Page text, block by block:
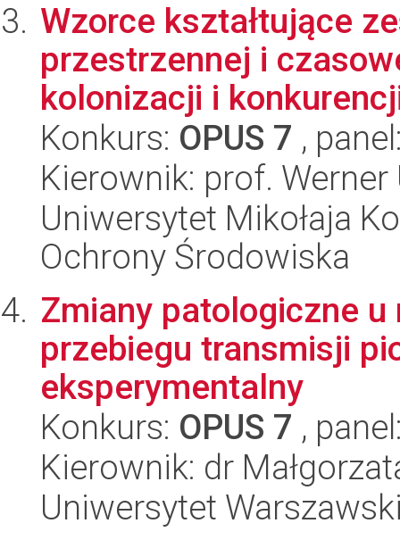
Wzorce kształtujące
przestrzennej i
kolonizacji i
Konkurs: OPUS 7 ,
Kierownik: prof. Werner
Uniwersytet Mikołaja
Ochrony Środowiska
Zmiany patologiczne
przebiegu transmisji
eksperymentalny
Konkurs: OPUS 7 ,
Kierownik: dr
Uniwersytet